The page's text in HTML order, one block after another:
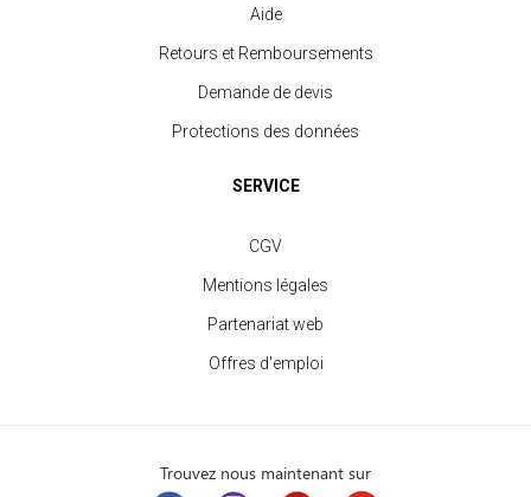
Aide
Retours et Remboursements
Demande de devis
Protections des données
SERVICE
CGV
Mentions légales
Partenariat web
Offres d'emploi
Trouvez nous maintenant sur